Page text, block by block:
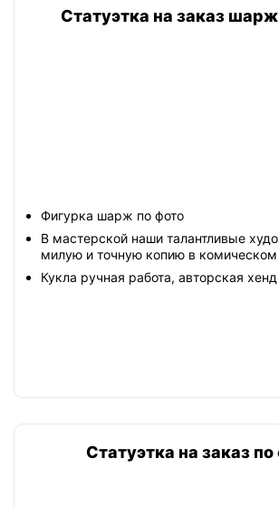
Статуэтка на заказ
Фигурка шарж по фото
В мастерской наши талантливые
милую и точную копию в комическом
Кукла ручная работа, авторская
Статуэтка на заказ